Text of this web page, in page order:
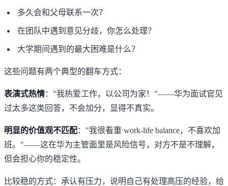
多久会和父母联系一次？
在团队中遇到意见分歧，你怎么处理？
大学期间遇到的最大困难是什么？
这些问题有两个典型的翻车方式：
表演式热情："我热爱工作，以公司为家！"——华为面试官见
过太多这类回答，不会加分，显得不真实。
明显的价值观不匹配："我很看重 work-life balance，不喜欢加
班。"——这在华为主管面里是风险信号，对方不是不理解，
但会担心你的稳定性。
比较稳的方式：承认有压力，说明自己有处理高压的经验，给